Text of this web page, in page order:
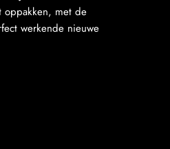
oppakken, met de
werkende nieuwe